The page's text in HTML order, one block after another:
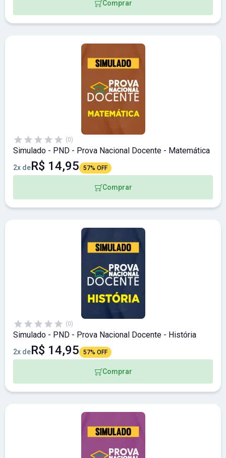
Comprar
(0)
Simulado - PND - Prova Nacional Docente - Matemática
2x deR$ 14,95 57% OFF
Comprar
(0)
Simulado - PND - Prova Nacional Docente - História
2x deR$ 14,95 57% OFF
Comprar